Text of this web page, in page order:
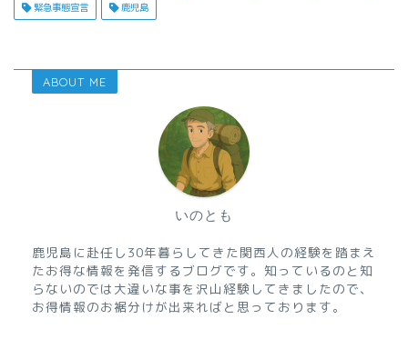
緊急事態宣言 鹿児島
ABOUT ME
いのとも
鹿児島に赴任し30年暮らしてきた関西人の経験を踏まえ
たお得な情報を発信するブログです。知っているのと知
らないのでは大違いな事を沢山経験してきましたので、
お得情報のお裾分けが出来ればと思っております。